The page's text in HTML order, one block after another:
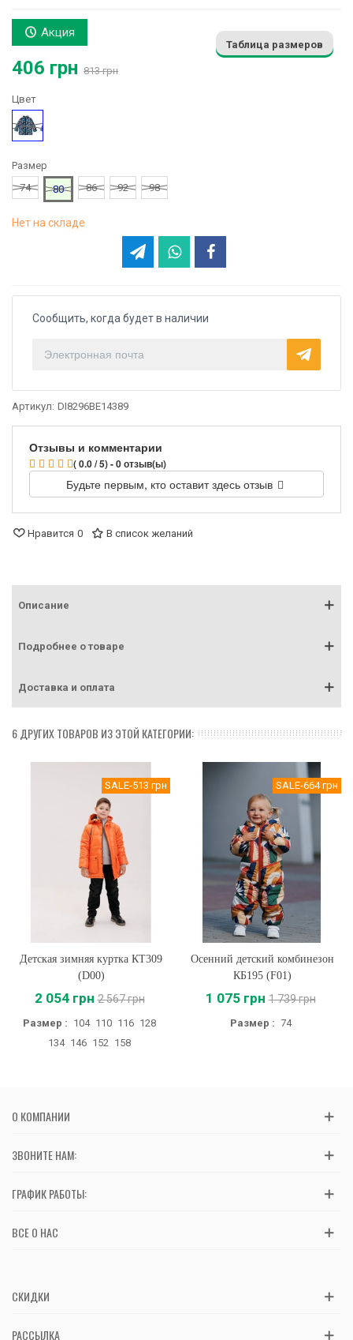
Акция
406 грн 813 грн
Таблица размеров
Цвет
Рисунок
Размер
74
80 86 92 98
Нет на складе
Сообщить, когда будет в наличии
Артикул: DI8296BE14389
Отзывы и комментарии
( 0.0 / 5) - 0 отзыв(ы)
Будьте первым, кто оставит здесь отзыв
Нравится 0 В список желаний
Описание
Подробнее о товаре
Доставка и оплата
6 ДРУГИХ ТОВАРОВ ИЗ ЭТОЙ КАТЕГОРИИ:
SALE-513 грн
Детская зимняя куртка КТ309
(D00)
2 054 грн 2 567 грн
Размер : 104 110 116 128
134 146 152 158
SALE-664 грн
Осенний детский комбинезон
КБ195 (F01)
1 075 грн 1 739 грн
Размер : 74
О КОМПАНИИ
ЗВОНИТЕ НАМ:
ГРАФИК РАБОТЫ:
ВСЕ О НАС
СКИДКИ
РАССЫЛКА